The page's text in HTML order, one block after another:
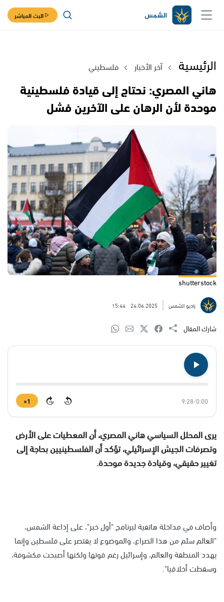
البث المباشر
الرئيسية آخر الأخبار فلسطيني
هاني المصري: نحتاج إلى قيادة فلسطينية
موحدة لأن الرهان على الآخرين فشل
shutterstock
راديو الشمس 24.06.2025
15:44
شارك المقال
0:00
/
9:28
15
15
1×
يرى المحلل السياسي هاني المصري، أن المعطيات على الأرض
وتصرفات الجيش الإسرائيلي، تؤكد أن الفلسطينيين بحاجة إلى
تغيير حقيقي، وقيادة جديدة موحدة.
وأضاف في مداخلة هاتفية لبرنامج "أول خبر"، على إذاعة الشمس،
"العالم سئم من هذا الصراع، والموضوع لا يقتصر على فلسطين وإنما
يهدد المنطقة والعالم، وإسرائيل رغم قوتها ولكنها أصبحت مكشوفة،
وسقطت أخلاقيا".